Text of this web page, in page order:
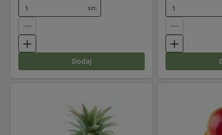
szt.
dodaj